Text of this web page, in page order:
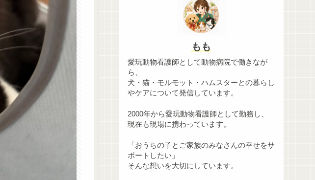
もも
愛玩動物看護師として動物病院で働きなが
ら、
犬・猫・モルモット・ハムスターとの暮らし
やケアについて発信しています。
2000年から愛玩動物看護師として勤務し、
現在も現場に携わっています。
「おうちの子とご家族のみなさんの幸せをサ
ポートしたい」
そんな想いを大切にしています。